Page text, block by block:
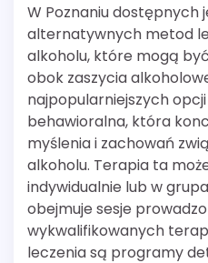
W Poznaniu dostępnych
alternatywnych metod
alkoholu, które mogą
obok zaszycia
najpopularniejszych
behawioralna, która
myślenia i zachowań
alkoholu. Terapia ta
indywidualnie lub w
obejmuje sesje
wykwalifikowanych
leczenia są programy